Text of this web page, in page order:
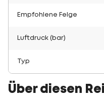
Empfohlene Felge
Luftdruck (bar)
Typ
Über diesen